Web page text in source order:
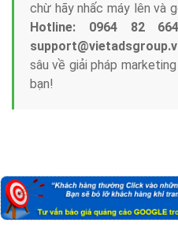
chừ hãy nhấc máy lên và
Hotline: 0964 82
sâu về giải pháp
bạn!